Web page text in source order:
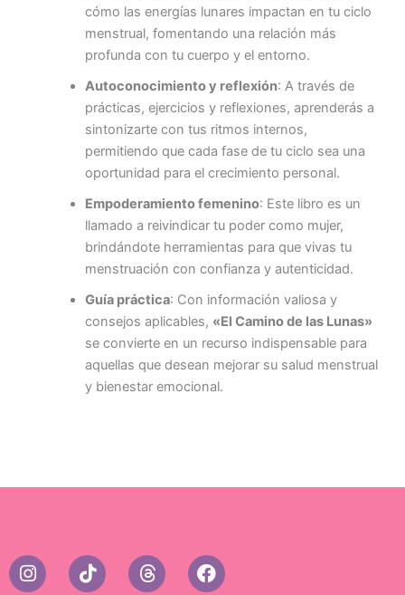
cómo las energías lunares impactan en tu ciclo
menstrual, fomentando una relación más
profunda con tu cuerpo y el entorno.
Autoconocimiento y reflexión: A través de
prácticas, ejercicios y reflexiones, aprenderás a
sintonizarte con tus ritmos internos,
permitiendo que cada fase de tu ciclo sea una
oportunidad para el crecimiento personal.
Empoderamiento femenino: Este libro es un
llamado a reivindicar tu poder como mujer,
brindándote herramientas para que vivas tu
menstruación con confianza y autenticidad.
Guía práctica: Con información valiosa y
consejos aplicables, «El Camino de las Lunas»
se convierte en un recurso indispensable para
aquellas que desean mejorar su salud menstrual
y bienestar emocional.
I
n
T
i
T
h
F
a